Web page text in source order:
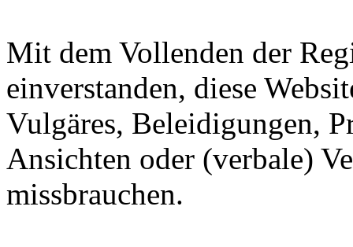
Mit dem Vollenden der
einverstanden, diese
Vulgäres, Beleidigungen,
Ansichten oder (verbale)
missbrauchen.